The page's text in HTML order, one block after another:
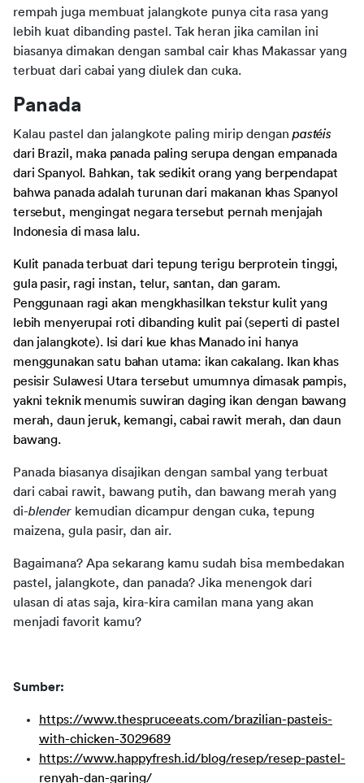
rempah juga membuat jalangkote punya cita rasa yang
lebih kuat dibanding pastel. Tak heran jika camilan ini
biasanya dimakan dengan sambal cair khas Makassar yang
terbuat dari cabai yang diulek dan cuka.
Panada
Kalau pastel dan jalangkote paling mirip dengan
dari Brazil, maka panada paling serupa dengan empanada
dari Spanyol. Bahkan, tak sedikit orang yang berpendapat
bahwa panada adalah turunan dari makanan khas Spanyol
tersebut, mengingat negara tersebut pernah menjajah
Indonesia di masa lalu.
Kulit panada terbuat dari tepung terigu berprotein tinggi,
gula pasir, ragi instan, telur, santan, dan garam.
Penggunaan ragi akan mengkhasilkan tekstur kulit yang
lebih menyerupai roti dibanding kulit pai (seperti di pastel
dan jalangkote). Isi dari kue khas Manado ini hanya
menggunakan satu bahan utama: ikan cakalang. Ikan khas
pesisir Sulawesi Utara tersebut umumnya dimasak pampis,
yakni teknik menumis suwiran daging ikan dengan bawang
merah, daun jeruk, kemangi, cabai rawit merah, dan daun
bawang.
Panada biasanya disajikan dengan sambal yang terbuat
dari cabai rawit, bawang putih, dan bawang merah yang
di-blender kemudian dicampur dengan cuka, tepung
maizena, gula pasir, dan air.
Bagaimana? Apa sekarang kamu sudah bisa membedakan
pastel, jalangkote, dan panada? Jika menengok dari
ulasan di atas saja, kira-kira camilan mana yang akan
menjadi favorit kamu?
Sumber:
https://www.thespruceeats.com/brazilian-pasteis-
with-chicken-3029689
https://www.happyfresh.id/blog/resep/resep-pastel-
renyah-dan-garing/